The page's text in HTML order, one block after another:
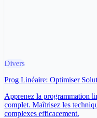
Divers
Prog Linéaire: Optimiser
Apprenez la programmation
complet. Maîtrisez les
complexes efficacement.